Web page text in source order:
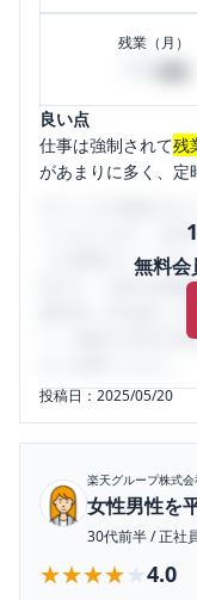
残業（月）
良い点
仕事は強制されて残
があまりに多く、定
無料会
うになります。
ミの投稿サイトで
判など、女性の転
輩社員（元社員）
り、将来の不安や
投稿日：2025/05/20
楽天グループ株式会
女性男性を
30代前半/正社
★★★★★
★★★★★ 4.0